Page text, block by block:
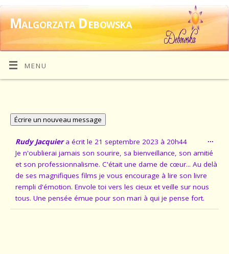
Malgorzata Debowska
MENU
Rudy Jacquier a écrit le 21 septembre 2023 à 20h44
Je n'oublierai jamais son sourire, sa bienveillance, son amitié
et son professionnalisme. C'était une dame de cœur... Au delà
de ses magnifiques films je vous encourage à lire son livre
rempli d'émotion. Envole toi vers les cieux et veille sur nous
tous. Une pensée émue pour son mari à qui je pense fort.
...